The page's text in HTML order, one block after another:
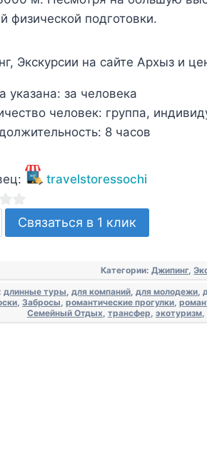
физической подготовки.
Экскурсии на сайте Архыз и
указана: за человека
человек: группа,
8 часов
travelstoressochi
Связаться в 1 клик
Категории:Джипинг,
длинные туры,для компаний,для молодежи,
, Забросы, романтические прогулки,
Семейный Отдых, трансфер, экотуризм,